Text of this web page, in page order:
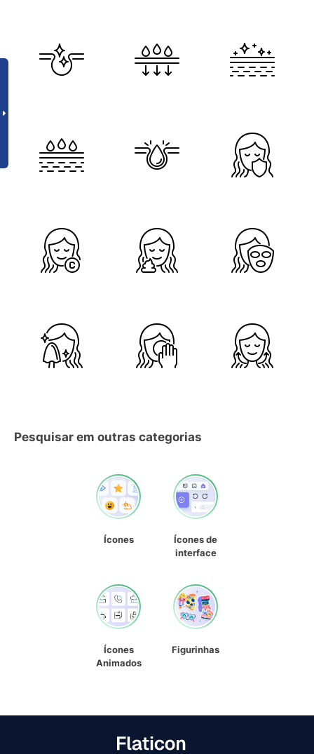
Pesquisar em outras categorias
Ícones
Ícones de
interface
Ícones
Animados
Figurinhas